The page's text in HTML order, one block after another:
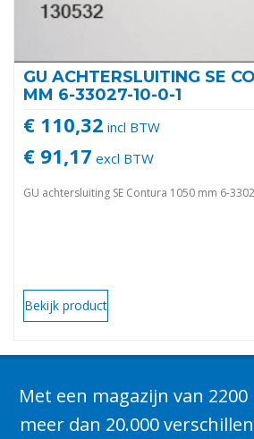
GU ACHTERSLUITING SE
MM 6-33027-10-0-1
€ 110,32 incl BTW
€ 91,17 excl BTW
GU achtersluiting SE Contura 1050 mm 6-
Bekijk product
Met een magazijn van
meer dan 20.000